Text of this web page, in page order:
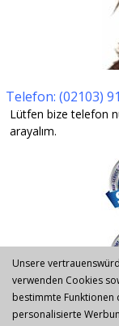
Telefon: (02103)
Lütfen bize telefon
arayalım.
IPL Lamba
Unsere
verwenden Cookies
bestimmte Funktionen
personalisierte